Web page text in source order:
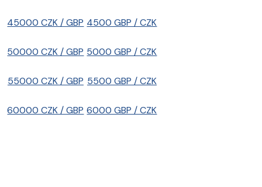
45000 CZK / GBP
50000 CZK / GBP
55000 CZK / GBP
60000 CZK / GBP
4500 GBP / CZK
5000 GBP / CZK
5500 GBP / CZK
6000 GBP / CZK